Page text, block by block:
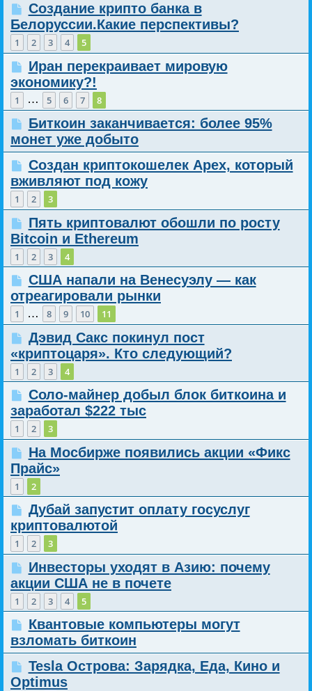
Создание крипто банка в
Белоруссии.Какие перспективы?
1 2 3 4 5
Иран перекраивает мировую
экономику?!
1 … 5 6 7 8
Биткоин заканчивается: более 95%
монет уже добыто
Создан криптокошелек Apex, который
вживляют под кожу
1 2 3
Пять криптовалют обошли по росту
Bitcoin и Ethereum
1 2 3 4
США напали на Венесуэлу — как
отреагировали рынки
1 … 8 9 10 11
Дэвид Сакс покинул пост
«криптоцаря». Кто следующий?
1 2 3 4
Соло-майнер добыл блок биткоина и
заработал $222 тыс
1 2 3
На Мосбирже появились акции «Фикс
Прайс»
1 2
Дубай запустит оплату госуслуг
криптовалютой
1 2 3
Инвесторы уходят в Азию: почему
акции США не в почете
1 2 3 4 5
Квантовые компьютеры могут
взломать биткоин
Tesla Острова: Зарядка, Еда, Кино и
Optimus